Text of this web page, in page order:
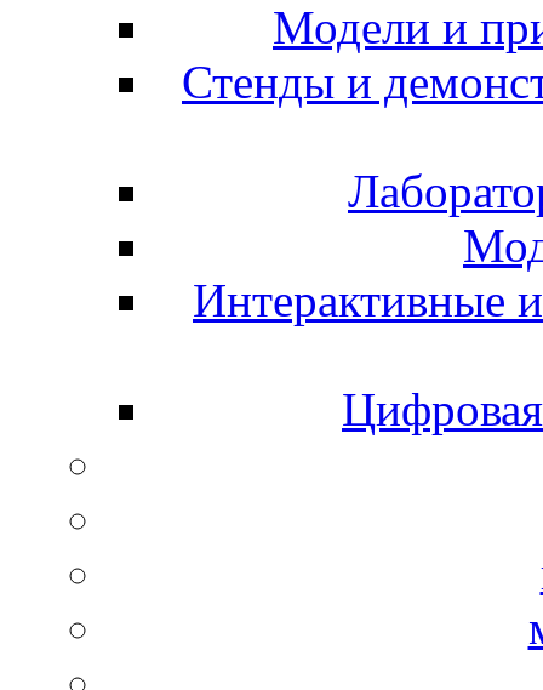
Модели и
Стенды и
Интерактивные